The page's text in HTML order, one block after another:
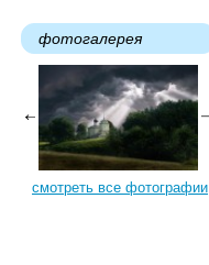
фотогалерея
смотреть все фотографии